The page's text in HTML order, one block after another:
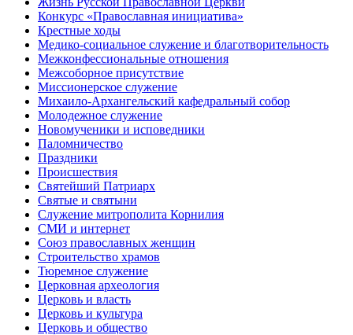
Конкурс «Православная инициатива»
Крестные ходы
Медико-социальное служение и благотворительность
Межконфессиональные отношения
Межсоборное присутствие
Миссионерское служение
Михаило-Архангельский кафедральный собор
Молодежное служение
Новомученики и исповедники
Паломничество
Праздники
Происшествия
Святейший Патриарх
Святые и святыни
Служение митрополита Корнилия
СМИ и интернет
Союз православных женщин
Строительство храмов
Тюремное служение
Церковная археология
Церковь и власть
Церковь и культура
Церковь и общество